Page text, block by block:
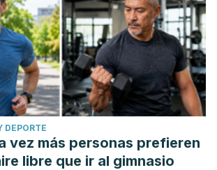
DEPORTE
vez más personas prefieren
libre que ir al gimnasio